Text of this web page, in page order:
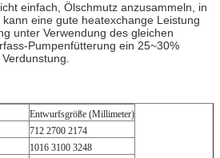
einfach, Ölschmutz anzusammeln, in
eine gute heatexchange Leistung
unter Verwendung des gleichen
Pumpenfütterung ein 25~30%
Entwurfsgröße (Millimeter)
712 2700 2174
1016 3100 3248